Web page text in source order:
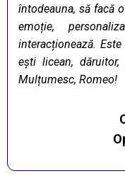
întodeauna, să facă
emoție,
interacționează.
ești licean, dăruitor,
Mulțumesc, Romeo!